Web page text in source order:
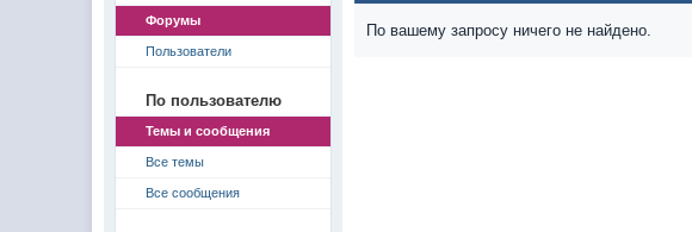
Форумы
Пользователи
По пользователю
Темы и сообщения
Все темы
Все сообщения
По вашему запросу ничего не найдено.